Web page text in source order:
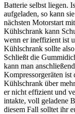
Batterie selbst liegen.
aufgeladen, so kann
nächsten Motorstart
Kühlschrank kann
wenn er ineffizient ist
Kühlschrank sollte
Schließt die
kann man
Kompressorgeräten
Kühlschrank über
er nicht effizient und
intakte, voll geladene
diesem Fall solltet ihr